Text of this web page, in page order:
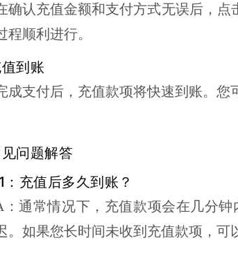
确认充值金额和支付方式无误后，点
程顺利进行。
到账
成支付后，充值款项将快速到账。您
问题解答
：充值后多久到账？
：通常情况下，充值款项会在几分
。如果您长时间未收到充值款项，可